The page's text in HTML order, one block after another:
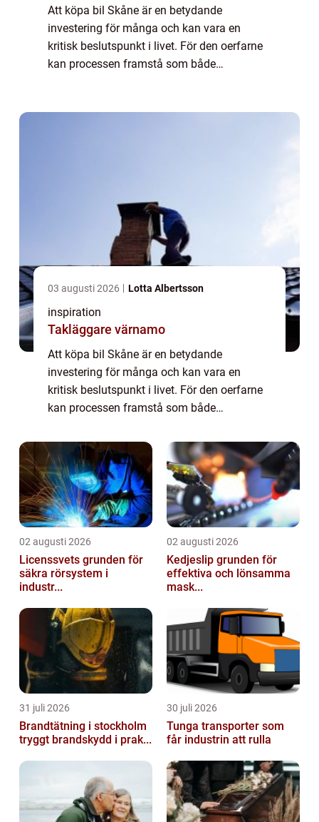
Att köpa bil Skåne är en betydande
investering för många och kan vara en
kritisk beslutspunkt i livet. För den oerfarne
kan processen framstå som både
03 augusti 2026 Lotta Albertsson
inspiration
Takläggare värnamo
Att köpa bil Skåne är en betydande
investering för många och kan vara en
kritisk beslutspunkt i livet. För den oerfarne
kan processen framstå som både
behö...
02 augusti 2026
Licenssvets grunden för
säkra rörsystem i
industr...
02 augusti 2026
Kedjeslip grunden för
effektiva och lönsamma
mask...
31 juli 2026
Brandtätning i stockholm
tryggt brandskydd i prak...
30 juli 2026
Tunga transporter som
får industrin att rulla